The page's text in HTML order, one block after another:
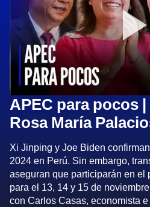
APEC para pocos
Rosa María
Xi Jinping y Joe Biden
2024 en Perú. Sin embargo,
aseguran que participarán en el
para el 13, 14 y 15 de
con Carlos Casas, economista